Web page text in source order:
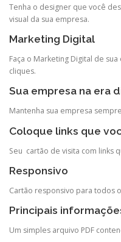
Tenha o designer que você
visual da sua empresa.
Marketing Digital
Faça o Marketing Digital de
cliques.
Sua empresa na era
Mantenha sua empresa
Coloque links que
Seu cartão de visita com links
Responsivo
Cartão responsivo para todos
Principais
Um simples arquivo PDF